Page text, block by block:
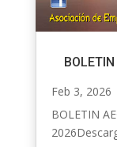
Feb 3, 2026
BOLETIN